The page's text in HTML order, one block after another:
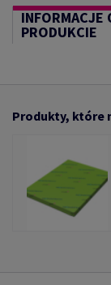
INFORMACJE
PRODUKCIE
Produkty, które